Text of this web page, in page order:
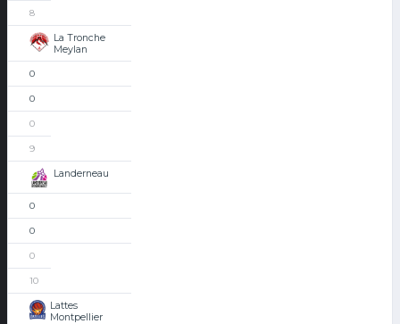
8
La Tronche
Meylan
0
0
0
9
Landerneau
0
0
0
10
Lattes
Montpellier